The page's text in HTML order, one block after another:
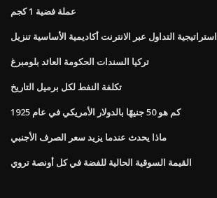
عملة فضية 1 كجم
استراتيجية التداول عبر الانترنت أكاديمية الأساسية تنزيل
تركيا السندات الحكومة العائد بلومبرغ
تكلفة النفط لكل برميل التاريخ
كم هو 50 جنيهًا بالدولار الأمريكي في عام 1925
ماذا يحدث عندما يزيد سعر الصرف الأجنبي
القيمة السوقية الحالية للفضة في كل أونصة تروي